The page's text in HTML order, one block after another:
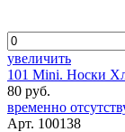
увеличить
101 Mini. Носки
80 руб.
временно
Арт. 100138